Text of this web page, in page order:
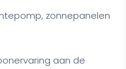
zonnepanelen
aan de